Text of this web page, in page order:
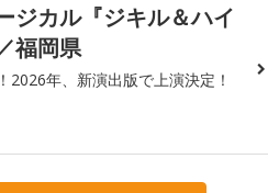
ジカル『ジキル＆ハイ
福岡県
2026年、新演出版で上演決定！